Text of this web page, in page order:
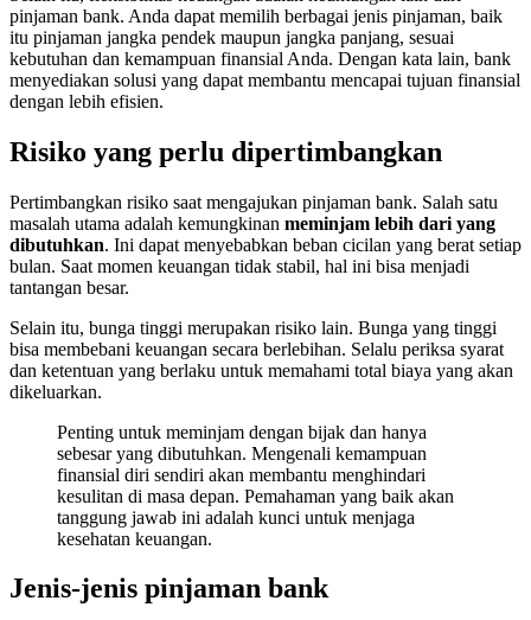
pinjaman bank. Anda dapat memilih berbagai jenis pinjaman, baik
itu pinjaman jangka pendek maupun jangka panjang, sesuai
kebutuhan dan kemampuan finansial Anda. Dengan kata lain, bank
menyediakan solusi yang dapat membantu mencapai tujuan finansial
dengan lebih efisien.
Risiko yang perlu dipertimbangkan
Pertimbangkan risiko saat mengajukan pinjaman bank. Salah satu
masalah utama adalah kemungkinan meminjam lebih dari yang
dibutuhkan. Ini dapat menyebabkan beban cicilan yang berat setiap
bulan. Saat momen keuangan tidak stabil, hal ini bisa menjadi
tantangan besar.
Selain itu, bunga tinggi merupakan risiko lain. Bunga yang tinggi
bisa membebani keuangan secara berlebihan. Selalu periksa syarat
dan ketentuan yang berlaku untuk memahami total biaya yang akan
dikeluarkan.
Penting untuk meminjam dengan bijak dan hanya
sebesar yang dibutuhkan. Mengenali kemampuan
finansial diri sendiri akan membantu menghindari
kesulitan di masa depan. Pemahaman yang baik akan
tanggung jawab ini adalah kunci untuk menjaga
kesehatan keuangan.
Jenis-jenis pinjaman bank